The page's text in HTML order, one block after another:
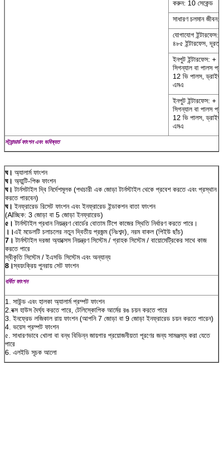
করুন: 10 সেকেন্ড
সাধারণ চলমান জীবন:
যোগাযোগ ইন্টারফেস:
৪৮৫ ইন্টারফেস,
ইনপুট ইন্টারফেস: +
সিগন্যাল বা পালস
12 ভি পালস, ড্রাইভ
এমএ
ইনপুট ইন্টারফেস: +
সিগন্যাল বা পালস
12 ভি পালস, ড্রাইভ
এমএ
স্ট্যান্ডার্ড ফাংশন এবং ভবিষ্যত
ঘ। অ্যালার্ম ফাংশন
ঘ। অ্যান্টি-পিঞ্চ ফাংশন
ঘ। টার্নসটাইল দ্বি নির্দেশমূলক (পথচারী এক জোড়া টার্নস্টাইল থেকে প্রবেশ করতে এবং প্রস্থান
করতে পারবেন)
ঘ। ইনফ্রারেড রিসেট ফাংশন এবং ইনফ্রারেড ইন্ডাকশন বাতা ফাংশন
(Alচ্ছিক: 3 জোড়া বা 5 জোড়া ইনফ্রারেড)
৫। টার্নস্টাইল প্রধান নিয়ন্ত্রণ বোর্ডের বোতাম টিপে কাজের স্থিতি নির্ধারণ করতে পারে।
।।এই মডেলটি চলাচলের নতুন দ্বিতীয় প্রজন্ম (নিঃশব্দ), নরম বাকল (পিইউ ছাঁচ)
7। টার্নস্টাইল দরজা অ্যাক্সেস নিয়ন্ত্রণ সিস্টেম / গ্রাহক সিস্টেম / বায়োমেট্রিকের সাথে কাজ
করতে পারে
স্বীকৃতি সিস্টেম / ইএসডি সিস্টেম এবং অন্যান্য
8।স্বয়ংক্রিয় পুনরায় সেট ফাংশন
বর্ধিত ফাংশন
1. সাউন্ড এবং হালকা অ্যালার্ম প্রম্পট ফাংশন
2.বক্স হাউস দৈর্ঘ্য করতে পারে, টেলিস্কোপিক আর্মের রঙ চয়ন করতে পারে
3. ইনফ্রেড লজিকাল রায় ফাংশন (আপনি 7 জোড়া বা 9 জোড়া ইনফ্রারেড চয়ন করতে পারেন)
4. ভয়েস প্রম্পট ফাংশন
৫. সাধারণভাবে খোলা বা বন্ধ বিভিন্ন জায়গার প্রয়োজনীয়তা পূরণের জন্য সামঞ্জস্য করা যেতে
পারে
6. এলইডি সূচক আলো